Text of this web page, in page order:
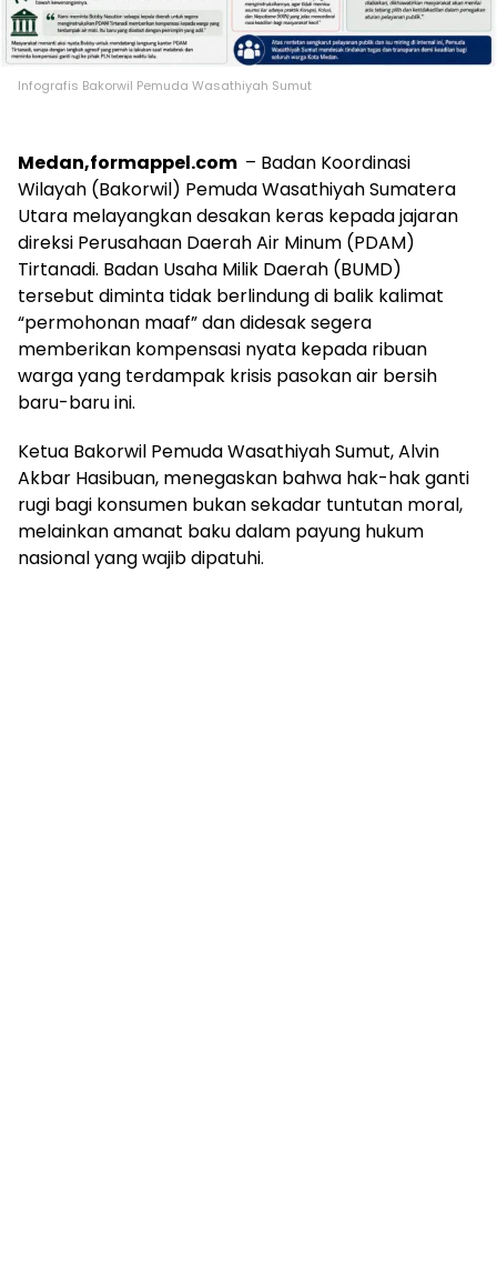
Infografis Bakorwil Pemuda Wasathiyah Sumut
Medan,formappel.com – Badan Koordinasi
Wilayah (Bakorwil) Pemuda Wasathiyah Sumatera
Utara melayangkan desakan keras kepada jajaran
direksi Perusahaan Daerah Air Minum (PDAM)
Tirtanadi. Badan Usaha Milik Daerah (BUMD)
tersebut diminta tidak berlindung di balik kalimat
“permohonan maaf” dan didesak segera
memberikan kompensasi nyata kepada ribuan
warga yang terdampak krisis pasokan air bersih
baru-baru ini.
Ketua Bakorwil Pemuda Wasathiyah Sumut, Alvin
Akbar Hasibuan, menegaskan bahwa hak-hak ganti
rugi bagi konsumen bukan sekadar tuntutan moral,
melainkan amanat baku dalam payung hukum
nasional yang wajib dipatuhi.